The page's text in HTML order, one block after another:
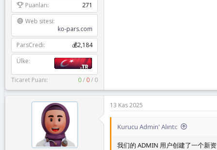
Puanları
271
Web sitesi
ko-pars.com
ParsCredi
💰2,184
Ülke
Ticaret Puanı: 0/ 0/ 0
13 Kas 2025
Kurucu Admin' Alıntı:
我们的 ADMIN 用户创建了一个新